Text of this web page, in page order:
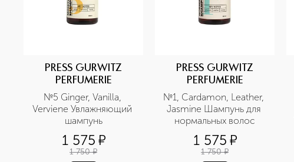
PRESS GURWITZ
PERFUMERIE
№5 Ginger, Vanilla,
Verviene Увлажняющий
шампунь
1 575 ¤
1 750 ¤
PRESS GURWITZ
PERFUMERIE
№1, Сardamon, Leather,
Jasmine Шампунь для
нормальных волос
1 575 ¤
1 750 ¤